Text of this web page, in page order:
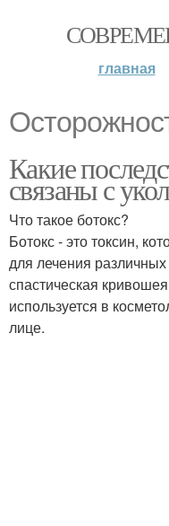
главная
Какие
связаны с
Что такое ботокс?
Ботокс - это токсин,
для лечения
спастическая
используется в
лице.